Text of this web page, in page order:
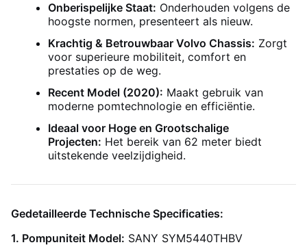
Onberispelijke Staat: Onderhouden volgens de
hoogste normen, presenteert als nieuw.
Krachtig & Betrouwbaar Volvo Chassis: Zorgt
voor superieure mobiliteit, comfort en
prestaties op de weg.
Recent Model (2020): Maakt gebruik van
moderne pomtechnologie en efficiëntie.
Ideaal voor Hoge en Grootschalige
Projecten: Het bereik van 62 meter biedt
uitstekende veelzijdigheid.
Gedetailleerde Technische Specificaties:
1. Pompuniteit Model: SANY SYM5440THBV